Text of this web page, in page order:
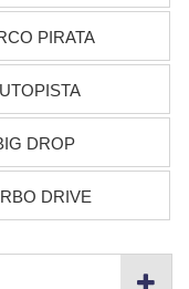
PIRATA
DROP
DRIVE